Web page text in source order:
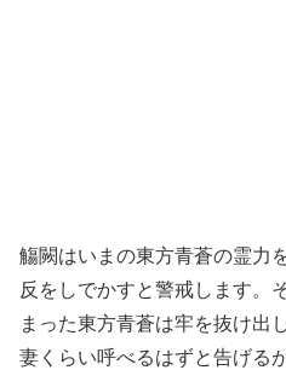
觴闕はいまの東方青蒼の霊力
反をしでかすと警戒します。
まった東方青蒼は牢を抜け出
妻くらい呼べるはずと告げる